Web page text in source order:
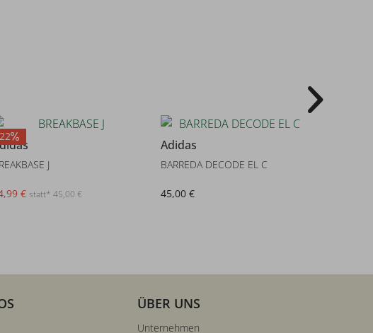
22
J
€ statt* 45,00 €
Adidas
BARREDA DECODE EL C
45,00 €
ÜBER UNS
Unternehmen